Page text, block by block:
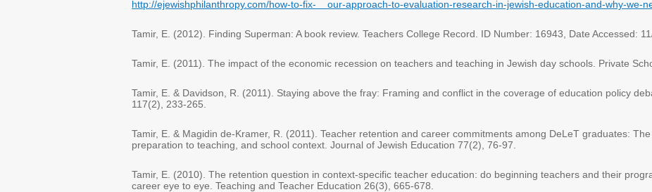
http://ejewishphilanthropy.com/how-to-fix- our-approach-to-evaluation-research-in-jewish-education-and-why-we-
Tamir, E. (2012). Finding Superman: A book review. Teachers College Record. ID Number: 16943, Date Accessed:
Tamir, E. (2011). The impact of the economic recession on teachers and teaching in Jewish day schools. Private
Tamir, E . & Davidson, R. (2011). Staying above the fray: Framing and conflict in the coverage of education policy
117(2), 233-265
Tamir, E . & Magidin de-Kramer, R. (2011). Teacher retention and career commitments among DeLeT graduates: The
preparation to teaching, and school context. Journal of Jewish Education 77(2), 76-97
Tamir, E. (2010). The retention question in context-specific teacher education: do beginning teachers and their
career eye to eye. Teaching and Teacher Education 26(3), 665-678